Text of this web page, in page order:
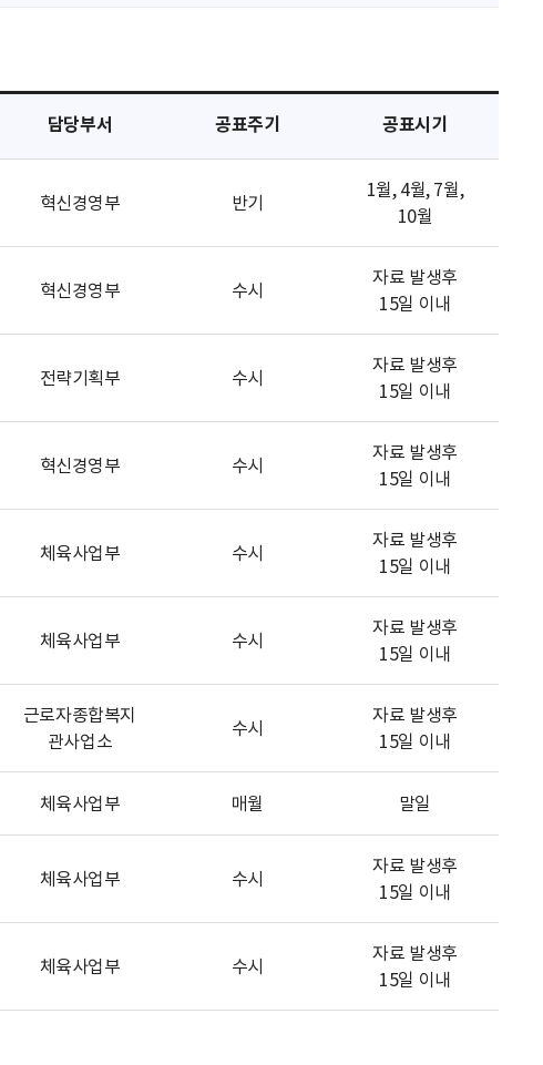
담당부서 공표주기 공표시기
혁신경영부 반기
1월, 4월, 7월,
10월
혁신경영부 수시
자료 발생후
15일 이내
전략기획부 수시
자료 발생후
15일 이내
혁신경영부 수시
자료 발생후
15일 이내
체육사업부 수시
자료 발생후
15일 이내
체육사업부 수시
자료 발생후
15일 이내
근로자종합복지
관사업소
수시
자료 발생후
15일 이내
체육사업부 매월 말일
체육사업부 수시
자료 발생후
15일 이내
체육사업부 수시
자료 발생후
15일 이내